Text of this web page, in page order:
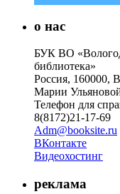
о нас
БУК ВО
библиотека»
Россия, 160000,
Марии
Телефон для
8(8172)21-17-69
Adm@booksite.ru
ВКонтакте
Видеохостинг
реклама